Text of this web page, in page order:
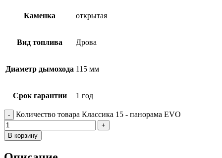
Каменка открытая
Вид топлива Дрова
Диаметр дымохода 115 мм
Срок гарантии 1 год
Количество товара Классика 15 - панорама EVO
В корзину